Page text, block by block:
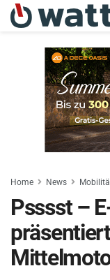
Home News
Psssst –